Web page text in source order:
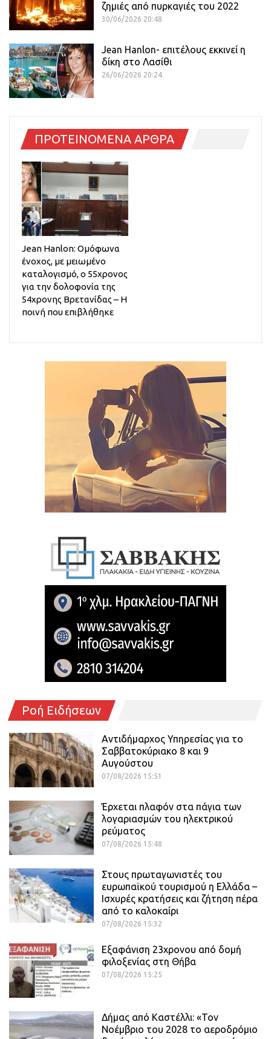
ζημιές από πυρκαγιές του 2022
30/06/2026 20:48
Jean Hanlon- επιτέλους εκκινεί η
δίκη στο Λασίθι
26/06/2026 20:24
ΠΡΟΤΕΙΝΟΜΕΝΑ ΑΡΘΡΑ
Jean Hanlon: Ομόφωνα
ένοχος, με μειωμένο
καταλογισμό, ο 55χρονος
για την δολοφονία της
54χρονης Βρετανίδας – Η
ποινή που επιβλήθηκε
Ροή Ειδήσεων
Αντιδήμαρχος Υπηρεσίας για το
Σαββατοκύριακο 8 και 9
Αυγούστου
07/08/2026 15:51
Έρχεται πλαφόν στα πάγια των
λογαριασμών του ηλεκτρικού
ρεύματος
07/08/2026 15:48
Στους πρωταγωνιστές του
ευρωπαϊκού τουρισμού η Ελλάδα –
Ισχυρές κρατήσεις και ζήτηση πέρα
από το καλοκαίρι
07/08/2026 15:32
Εξαφάνιση 23χρονου από δομή
φιλοξενίας στη Θήβα
07/08/2026 15:25
Δήμας από Καστέλλι: «Τον
Νοέμβριο του 2028 το αεροδρόμιο